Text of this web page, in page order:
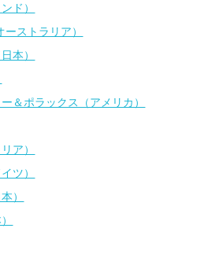
ド）
ストラリア）
本）
＆ポラックス（アメリカ）
ア）
ツ）
）